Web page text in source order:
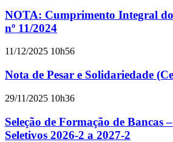
NOTA: Cumprimento Integral
nº 11/2024
11/12/2025 10h56
Nota de Pesar e Solidariedade
29/11/2025 10h36
Seleção de Formação de Bancas
Seletivos 2026-2 a 2027-2